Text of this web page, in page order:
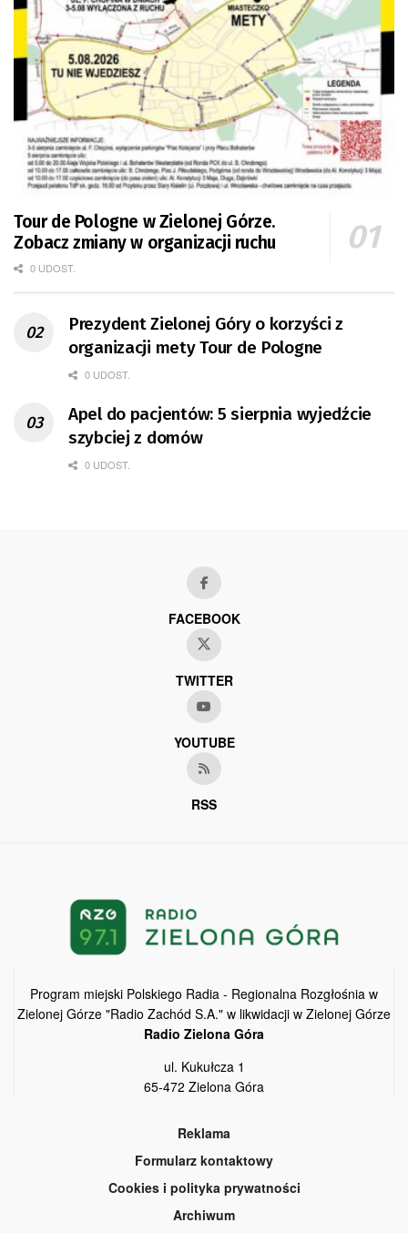
Tour de Pologne w Zielonej Górze.
Zobacz zmiany w organizacji ruchu
0 UDOST.
Prezydent Zielonej Góry o korzyści z
organizacji mety Tour de Pologne
0 UDOST.
Apel do pacjentów: 5 sierpnia wyjedźcie
szybciej z domów
0 UDOST.
FACEBOOK
TWITTER
YOUTUBE
RSS
Program miejski Polskiego Radia - Regionalna Rozgłośnia w
Zielonej Górze "Radio Zachód S.A." w likwidacji w Zielonej Górze
Radio Zielona Góra
ul. Kukułcza 1
65-472 Zielona Góra
Reklama
Formularz kontaktowy
Cookies i polityka prywatności
Archiwum